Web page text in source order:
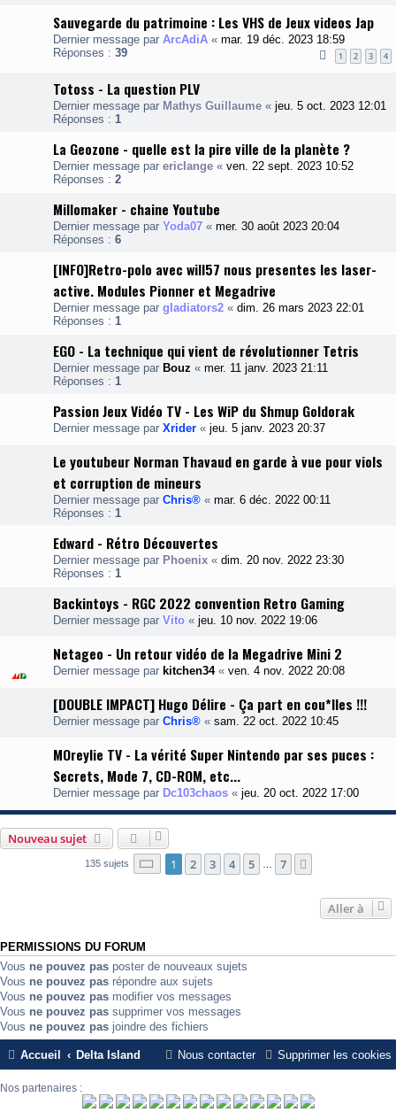
Sauvegarde du patrimoine : Les VHS de Jeux videos Jap
Dernier message par ArcAdiA « mar. 19 déc. 2023 18:59
Réponses : 39 1 2 3 4
Totoss - La question PLV
Dernier message par Mathys Guillaume « jeu. 5 oct. 2023 12:01
Réponses : 1
La Geozone - quelle est la pire ville de la planète ?
Dernier message par ericlange « ven. 22 sept. 2023 10:52
Réponses : 2
Millomaker - chaine Youtube
Dernier message par Yoda07 « mer. 30 août 2023 20:04
Réponses : 6
[INFO]Retro-polo avec will57 nous presentes les laser-
active. Modules Pionner et Megadrive
Dernier message par gladiators2 « dim. 26 mars 2023 22:01
Réponses : 1
EGO - La technique qui vient de révolutionner Tetris
Dernier message par Bouz « mer. 11 janv. 2023 21:11
Réponses : 1
Passion Jeux Vidéo TV - Les WiP du Shmup Goldorak
Dernier message par Xrider « jeu. 5 janv. 2023 20:37
Le youtubeur Norman Thavaud en garde à vue pour viols
et corruption de mineurs
Dernier message par Chris® « mar. 6 déc. 2022 00:11
Réponses : 1
Edward - Rétro Découvertes
Dernier message par Phoenix « dim. 20 nov. 2022 23:30
Réponses : 1
Backintoys - RGC 2022 convention Retro Gaming
Dernier message par Vito « jeu. 10 nov. 2022 19:06
Netageo - Un retour vidéo de la Megadrive Mini 2
Dernier message par kitchen34« ven. 4 nov. 2022 20:08
[DOUBLE IMPACT] Hugo Délire - Ça part en cou*lles !!!
Dernier message par Chris® « sam. 22 oct. 2022 10:45
MOreylie TV - La vérité Super Nintendo par ses puces :
Secrets, Mode 7, CD-ROM, etc...
Dernier message par Dc103chaos « jeu. 20 oct. 2022 17:00
Nouveau sujet
135 sujets Page 1sur7
1 2 3 4 5 7
Aller à
PERMISSIONS DU FORUM
Vous ne pouvez pas poster de nouveaux sujets
Vous ne pouvez pas répondre aux sujets
Vous ne pouvez pas modifier vos messages
Vous ne pouvez pas supprimer vos messages
Vous ne pouvez pas joindre des fichiers
Accueil Delta Island Supprimer les cookies
Nous contacter
Nos partenaires :